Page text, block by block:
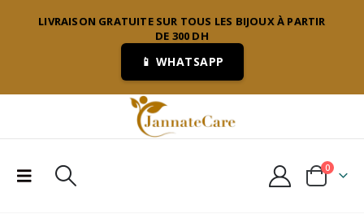
LIVRAISON GRATUITE SUR TOUS LES BIJOUX À PARTIR
DE 300 DH
📱 WHATSAPP
0